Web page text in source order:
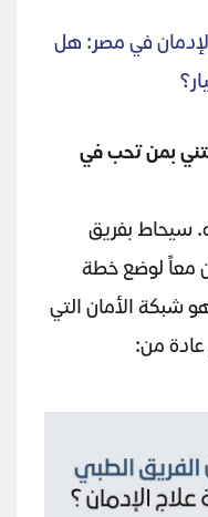
في مصر: هل
بمن تحب في
سيحاط بفريق
معاً لوضع خطة
شبكة الأمان التي
من: